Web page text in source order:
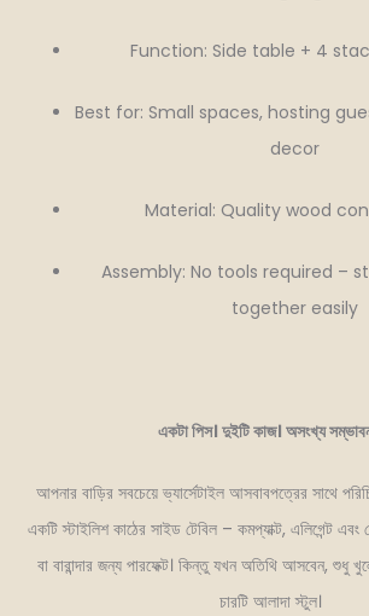
Function: Side table + 4
Best for: Small spaces, hosting
decor
Material: Quality wood
Assembly: No tools required –
together easily
একটা পিস। দুইটি কাজ। অসংখ্য
আপনার বাড়ির সবচেয়ে ভ্যার্সেটাইল আসবাবপত্রের সাথে
একটি স্টাইলিশ কাঠের সাইড টেবিল – কমপ্যাক্ট, এলিগেন্ট
বা বারান্দার জন্য পারফেক্ট। কিন্তু যখন অতিথি আসবেন, শুধু
চারটি আলাদা স্টুল।